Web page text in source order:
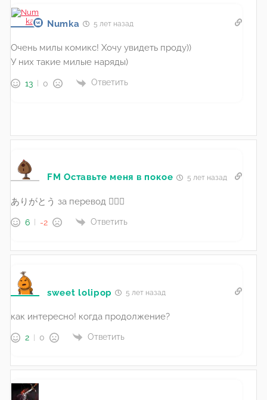
Numka 5 лет назад
Очень милы комикс! Хочу увидеть проду))
У них такие милые наряды)
13 0 Ответить
FM Оставьте меня в покое 5 лет назад
ありがとう за перевод 🙇🏻‍♂️
6 -2 Ответить
sweet lolipop 5 лет назад
как интересно! когда продолжение?
2 0 Ответить